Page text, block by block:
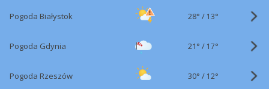
Pogoda Białystok 28° / 13°
Pogoda Gdynia 21° / 17°
Pogoda Rzeszów 30° / 12°